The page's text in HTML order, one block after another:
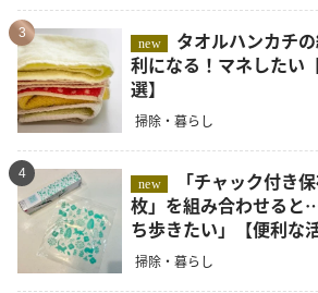
3
new
利になる！マネしたい
選】
掃除・暮らし
4
new
枚」を組み合わせると
ち歩きたい」【便利な
掃除・暮らし